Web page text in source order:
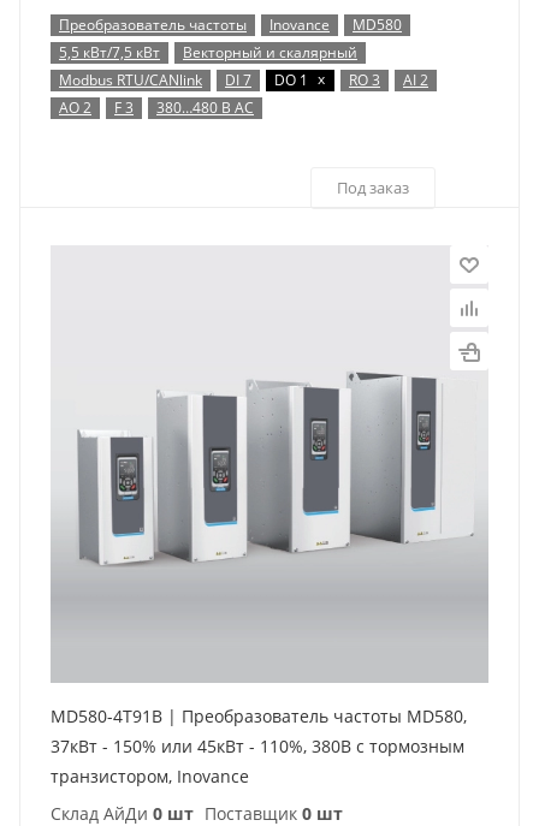
Преобразователь частоты Inovance
MD580
5,5 кВт/7,5 кВт
Векторный и скалярный
Modbus RTU/CANlink
DI 7 DO 1 x RO 3
AI 2
AO 2
F 3 380…480 В AC
Под заказ
MD580-4T91B | Преобразователь частоты MD580,
37кВт - 150% или 45кВт - 110%, 380В с тормозным
транзистором, Inovance
Склад АйДи 0 шт Поставщик 0 шт